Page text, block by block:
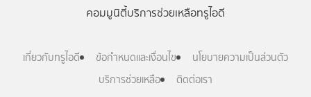
คอมมูนิตี้บริการช่วยเหลือทรูไอดี
เกี่ยวกับทรูไอดี ข้อกำหนดและเงื่อนไข
นโยบายความเป็นส่วนตัว
บริการช่วยเหลือ
ติดต่อเรา